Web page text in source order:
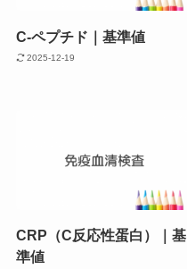
C-ペプチド｜基準値
2025-12-19
CRP（C反応性蛋白）｜基
準値